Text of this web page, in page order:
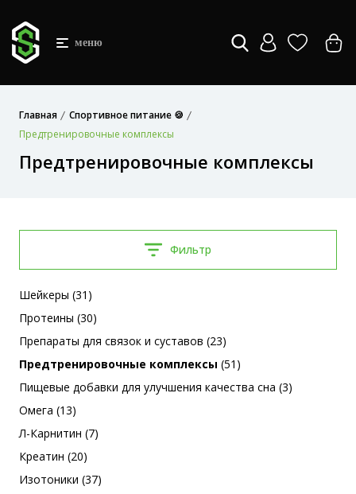
меню
Главная
Спортивное питание 🍪
Предтренировочные комплексы
Предтренировочные комплексы
Фильтр
Шейкеры (31)
Протеины (30)
Препараты для связок и суставов (23)
Предтренировочные комплексы (51)
Пищевые добавки для улучшения качества сна (3)
Омега (13)
Л-Карнитин (7)
Креатин (20)
Изотоники (37)